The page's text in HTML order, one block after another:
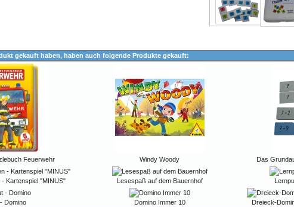
gekauft haben, haben auch folgende Produkte gekauft:
Feuerwehr Windy Woody Das
Kartenspiel "MINUS" Lesespaß auf dem Bauernhof
Domino Domino Immer 10 Dreieck-